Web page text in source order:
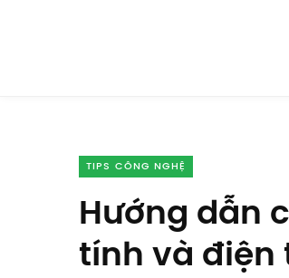
TIPS CÔNG NGHỆ
Hướng dẫn
tính và điện